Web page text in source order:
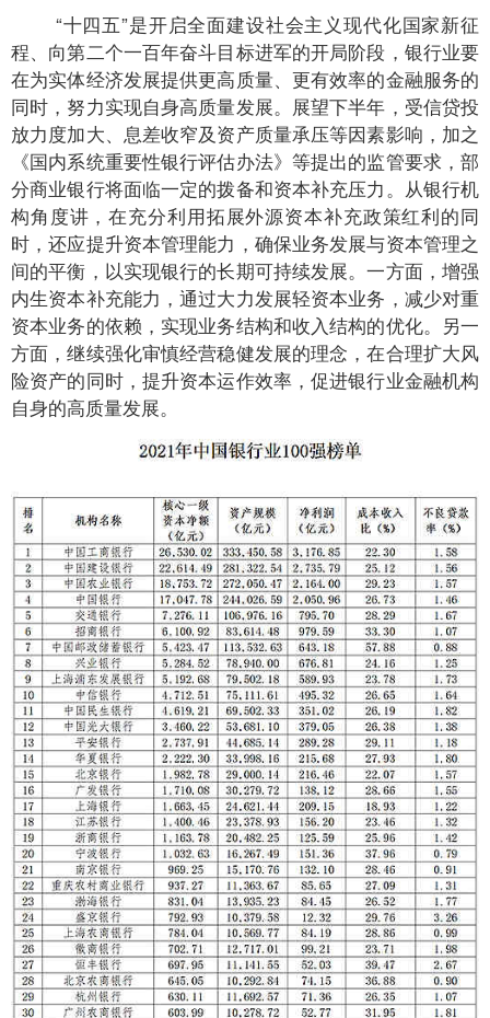
“十四五”是开启全面建设社会主义现代化国家新征
程、向第二个一百年奋斗目标进军的开局阶段，银行业要
在为实体经济发展提供更高质量、更有效率的金融服务的
同时，努力实现自身高质量发展。展望下半年，受信贷投
放力度加大、息差收窄及资产质量承压等因素影响，加之
《国内系统重要性银行评估办法》等提出的监管要求，部
分商业银行将面临一定的拨备和资本补充压力。从银行机
构角度讲，在充分利用拓展外源资本补充政策红利的同
时，还应提升资本管理能力，确保业务发展与资本管理之
间的平衡，以实现银行的长期可持续发展。一方面，增强
内生资本补充能力，通过大力发展轻资本业务，减少对重
资本业务的依赖，实现业务结构和收入结构的优化。另一
方面，继续强化审慎经营稳健发展的理念，在合理扩大风
险资产的同时，提升资本运作效率，促进银行业金融机构
自身的高质量发展。